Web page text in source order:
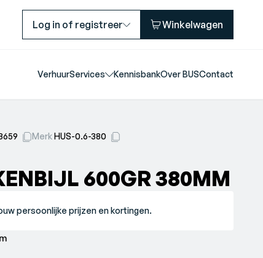
Log in of registreer Winkelwagen
VerhuurServices KennisbankOver BUSContact
MerkHUS-0.6-380
600GR 380MM
persoonlijke prijzen en kortingen.